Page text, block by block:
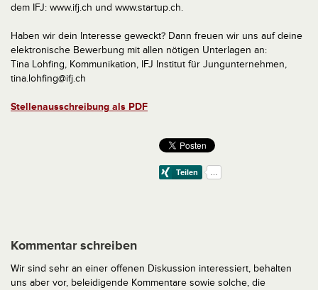
dem IFJ: www.ifj.ch und www.startup.ch.
Haben wir dein Interesse geweckt? Dann freuen wir uns auf deine
elektronische Bewerbung mit allen nötigen Unterlagen an:
Tina Lohfing, Kommunikation, IFJ Institut für Jungunternehmen,
tina.lohfing@ifj.ch
Stellenausschreibung als PDF
Kommentar schreiben
Wir sind sehr an einer offenen Diskussion interessiert, behalten
uns aber vor, beleidigende Kommentare sowie solche, die